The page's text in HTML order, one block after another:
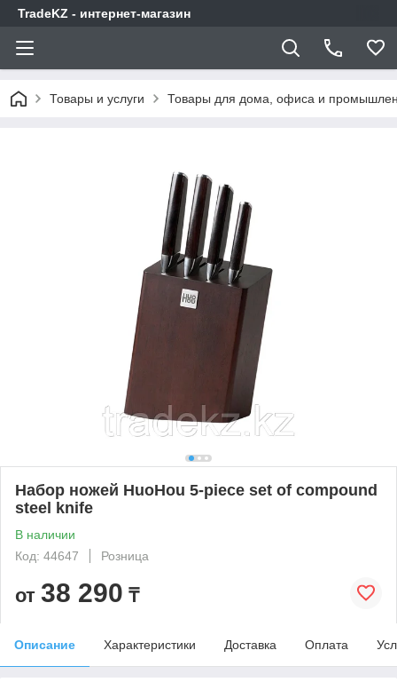
TradeKZ - интернет-магазин
Товары и услуги Товары для дома, офиса и
Набор ножей HuoHou 5-piece set of compound
steel knife
В наличии
Код: 44647
Розница
от 38 290 ₸
Описание Характеристики Доставка Оплата